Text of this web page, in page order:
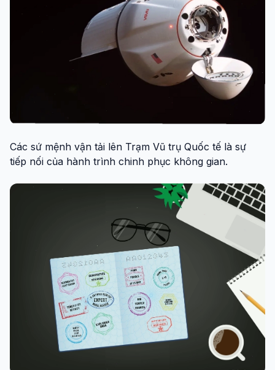
Các sứ mệnh vận tải lên Trạm Vũ trụ Quốc tế là sự
tiếp nối của hành trình chinh phục không gian.